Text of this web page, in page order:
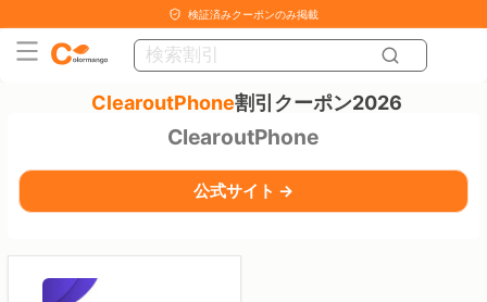
検証済みクーポンのみ掲載
ClearoutPhone割引クーポン2026
ClearoutPhone
公式サイト →